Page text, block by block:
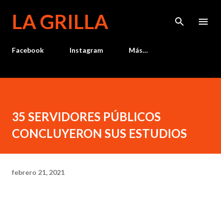
LA GRILLA
Facebook Instagram Más…
35 SERVIDORES PÚBLICOS
CONCLUYERON SUS ESTUDIOS
febrero 21, 2021